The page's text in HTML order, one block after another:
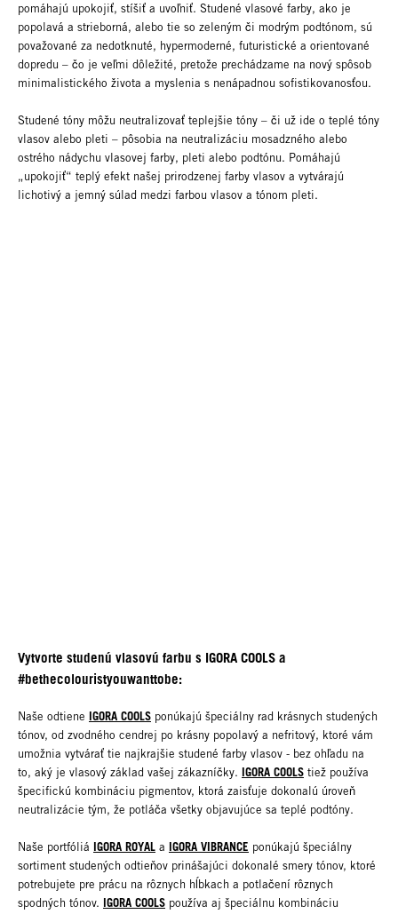
pomáhajú upokojiť, stíšiť a uvoľniť. Studené vlasové farby, ako je
popolavá a strieborná, alebo tie so zeleným či modrým podtónom, sú
považované za nedotknuté, hypermoderné, futuristické a orientované
dopredu – čo je veľmi dôležité, pretože prechádzame na nový spôsob
minimalistického života a myslenia s nenápadnou sofistikovanosťou.
Studené tóny môžu neutralizovať teplejšie tóny – či už ide o teplé tóny
vlasov alebo pleti – pôsobia na neutralizáciu mosadzného alebo
ostrého nádychu vlasovej farby, pleti alebo podtónu. Pomáhajú
„upokojiť“ teplý efekt našej prirodzenej farby vlasov a vytvárajú
lichotivý a jemný súlad medzi farbou vlasov a tónom pleti.
Vytvorte studenú vlasovú farbu s IGORA COOLS a
#bethecolouristyouwanttobe:
Naše odtiene IGORA COOLS ponúkajú špeciálny rad krásnych studených
tónov, od zvodného cendrej po krásny popolavý a nefritový, ktoré vám
umožnia vytvárať tie najkrajšie studené farby vlasov - bez ohľadu na
to, aký je vlasový základ vašej zákazníčky. IGORA COOLS tiež používa
špecifickú kombináciu pigmentov, ktorá zaisťuje dokonalú úroveň
neutralizácie tým, že potláča všetky objavujúce sa teplé podtóny.
Naše portfóliá IGORA ROYAL a IGORA VIBRANCE ponúkajú špeciálny
sortiment studených odtieňov prinášajúci dokonalé smery tónov, ktoré
potrebujete pre prácu na rôznych hĺbkach a potlačení rôznych
spodných tónov. IGORA COOLS používa aj špeciálnu kombináciu